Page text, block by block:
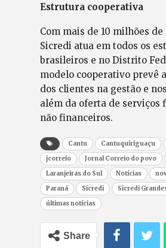
Estrutura cooperativa
Com mais de 10 milhões de
Sicredi atua em todos os
brasileiros e no Distrito
modelo cooperativo prevê
dos clientes na gestão e
além da oferta de serviços
não financeiros.
Cantu Cantuquiriguaçu
jcorreio
Jornal Correio do povo
Laranjeiras do Sul
Notícias
Paraná
Sicredi
Sicredi
últimas notícias
Share